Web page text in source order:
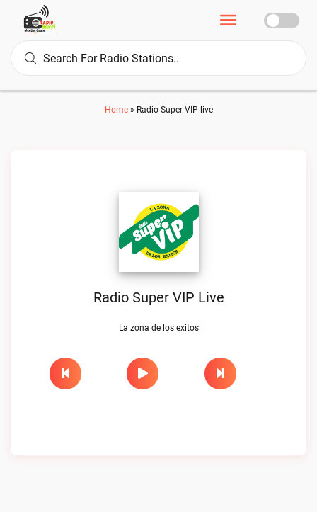
Home» Radio Super VIP live
Radio Super VIP Live
La zona de los exitos